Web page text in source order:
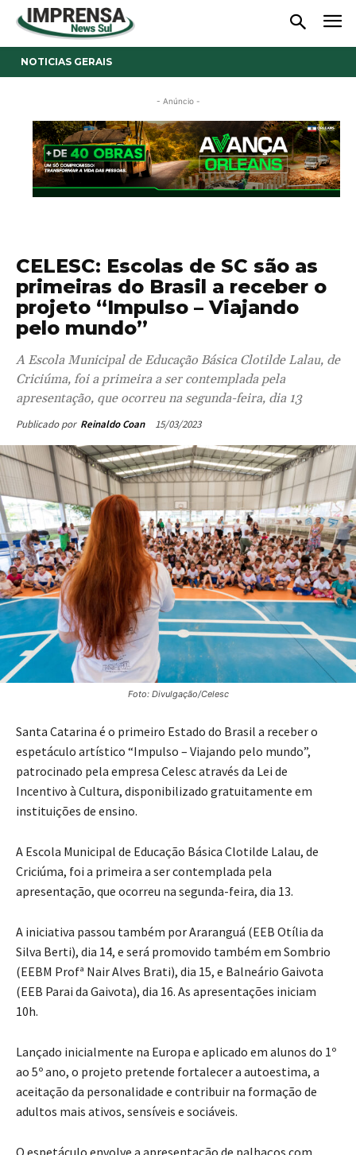
NOTICIAS GERAIS
- Anúncio -
CELESC: Escolas de SC são as
primeiras do Brasil a receber o
projeto “Impulso – Viajando
pelo mundo”
A Escola Municipal de Educação Básica Clotilde Lalau, de
Criciúma, foi a primeira a ser contemplada pela
apresentação, que ocorreu na segunda-feira, dia 13
Publicado por Reinaldo Coan 15/03/2023
Foto: Divulgação/Celesc
Santa Catarina é o primeiro Estado do Brasil a receber o
espetáculo artístico “Impulso – Viajando pelo mundo”,
patrocinado pela empresa Celesc através da Lei de
Incentivo à Cultura, disponibilizado gratuitamente em
instituições de ensino.
A Escola Municipal de Educação Básica Clotilde Lalau, de
Criciúma, foi a primeira a ser contemplada pela
apresentação, que ocorreu na segunda-feira, dia 13.
A iniciativa passou também por Araranguá (EEB Otília da
Silva Berti), dia 14, e será promovido também em Sombrio
(EEBM Profª Nair Alves Brati), dia 15, e Balneário Gaivota
(EEB Parai da Gaivota), dia 16. As apresentações iniciam
10h.
Lançado inicialmente na Europa e aplicado em alunos do 1º
ao 5º ano, o projeto pretende fortalecer a autoestima, a
aceitação da personalidade e contribuir na formação de
adultos mais ativos, sensíveis e sociáveis.
O espetáculo envolve a apresentação de palhaços com